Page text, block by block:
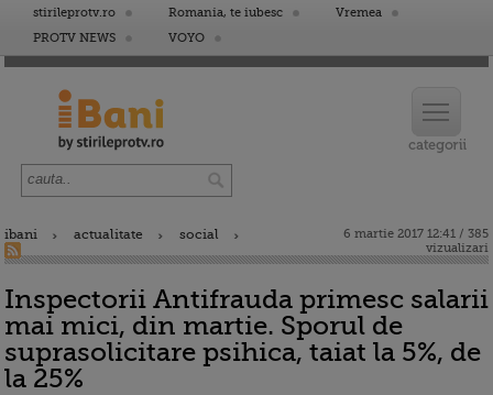
stirileprotv.ro Romania, te iubesc
Vremea
PROTV NEWS
VOYO
ibani actualitate social
6 martie 2017 12:41 / 385
vizualizari
Inspectorii Antifrauda primesc salarii
mai mici, din martie. Sporul de
suprasolicitare psihica, taiat la 5%, de
la 25%